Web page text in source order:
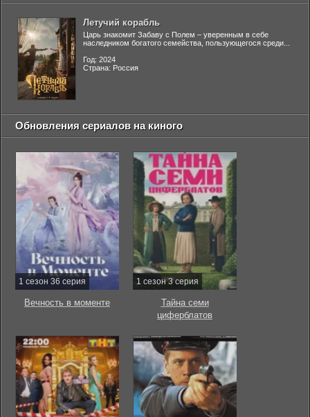
Летучий корабль
Царь знакомит Забаву с Полем – уверенным в себе
наследником богатого семейства, пользующегося среди...
Год: 2024
Страна: Россия
Обновления сериалов на киного
1 сезон 36 серия
Вечность в моменте
1 сезон 3 серия
Тайна семи
циферблатов